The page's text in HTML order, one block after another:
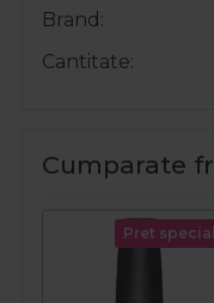
Brand
Cantitate
Cumparate
Pret special